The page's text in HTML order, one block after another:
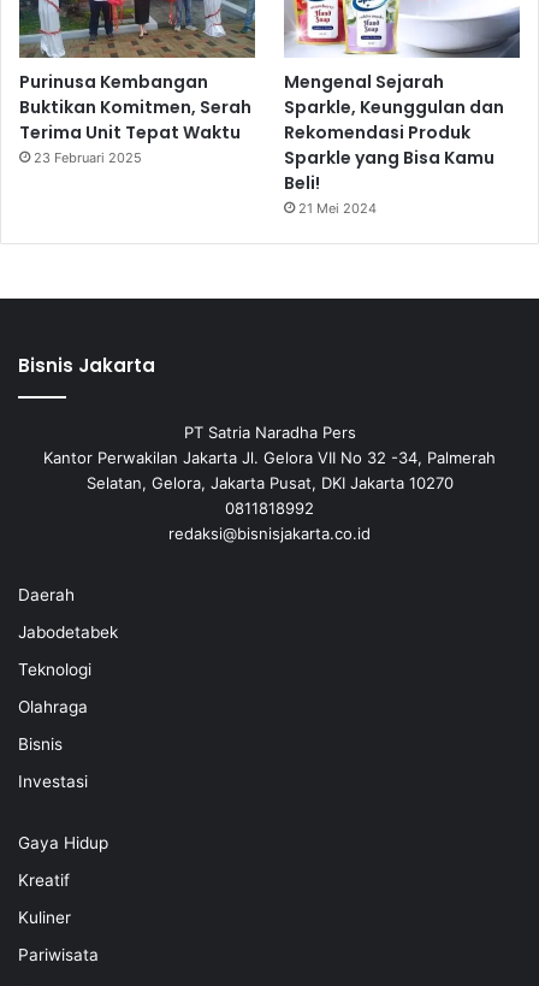
Purinusa Kembangan
Buktikan Komitmen, Serah
Terima Unit Tepat Waktu
23 Februari 2025
Mengenal Sejarah
Sparkle, Keunggulan dan
Rekomendasi Produk
Sparkle yang Bisa Kamu
Beli!
21 Mei 2024
Bisnis Jakarta
PT Satria Naradha Pers
Kantor Perwakilan Jakarta Jl. Gelora VII No 32 -34, Palmerah
Selatan, Gelora, Jakarta Pusat, DKI Jakarta 10270
0811818992
redaksi@bisnisjakarta.co.id
Daerah
Jabodetabek
Teknologi
Olahraga
Bisnis
Investasi
Gaya Hidup
Kreatif
Kuliner
Pariwisata